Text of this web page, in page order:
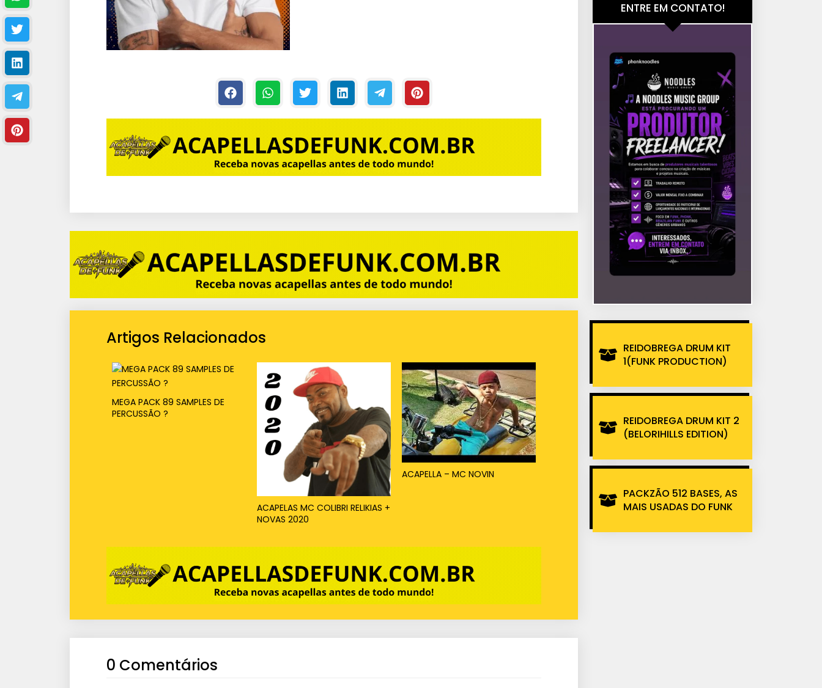
Artigos Relacionados
MEGA PACK 89 SAMPLES DE
PERCUSSÃO ?
ACAPELAS MC COLIBRI RELIKIAS +
NOVAS 2020
ACAPELLA – MC NOVIN
0 Comentários
ENTRE EM CONTATO!
REIDOBREGA DRUM KIT
1(FUNK PRODUCTION)
REIDOBREGA DRUM KIT 2
(BELORIHILLS EDITION)
PACKZÃO 512 BASES, AS
MAIS USADAS DO FUNK